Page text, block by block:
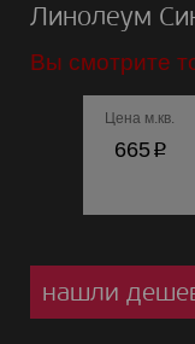
Линолеум
Вы смотрите
Цена м.кв.
665p
нашли